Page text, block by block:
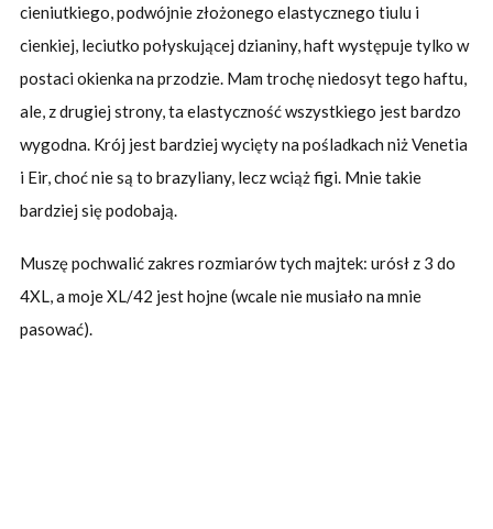
cieniutkiego, podwójnie złożonego elastycznego tiulu i
cienkiej, leciutko połyskującej dzianiny, haft występuje tylko w
postaci okienka na przodzie. Mam trochę niedosyt tego haftu,
ale, z drugiej strony, ta elastyczność wszystkiego jest bardzo
wygodna. Krój jest bardziej wycięty na pośladkach niż Venetia
i Eir, choć nie są to brazyliany, lecz wciąż figi. Mnie takie
bardziej się podobają.
Muszę pochwalić zakres rozmiarów tych majtek: urósł z 3 do
4XL, a moje XL/42 jest hojne (wcale nie musiało na mnie
pasować).